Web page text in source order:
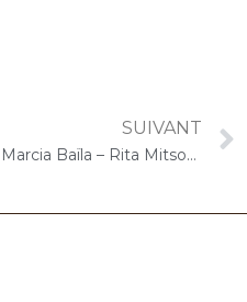
SUIVANT
Marcia Baïla – Rita Mitsouko